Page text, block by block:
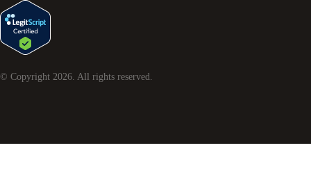
© Copyright 2026 . All rights reserved.